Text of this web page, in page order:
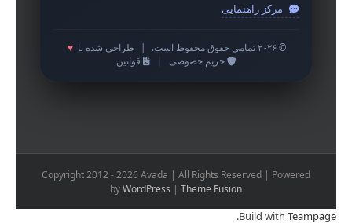
مرکز راهنمایی
© ۲۰۲۶ تمامی حقوق محفوظ است. طراحی شده با ♥
حریم خصوصی
قوانین
Copyright 2012 - 2026 Avada | All Rights Reserved | Powered
byWordPress | Theme Fusion
Build with Teampage
.